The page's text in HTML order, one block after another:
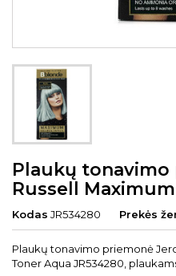
Plaukų
Russell
Kodas JR534280 Prekės
Plaukų tonavimo priemonė
Toner Aqua JR534280,